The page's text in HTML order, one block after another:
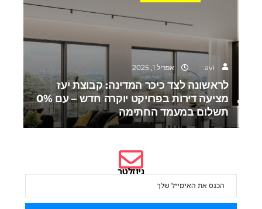
avi אפריל 1, 2025
לראשונה לצד כיכר המדינה: קבוצת יעז
מציעה דירות בפרויקט יוקרה חדש – עם 0%
תשלום במעמד החתימה
ניוזלטר